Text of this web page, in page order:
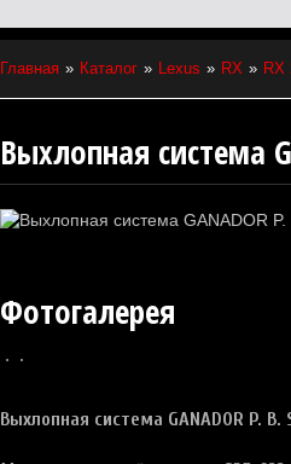
Главная Каталог Lexus RX RX
Выхлопная система
Фотогалерея
Выхлопная система GANADOR P. B.